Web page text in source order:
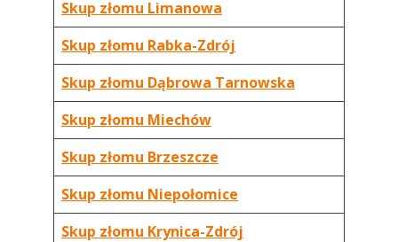
Skup złomu Limanowa
Skup złomu Rabka-Zdrój
Skup złomu Dąbrowa Tarnowska
Skup złomu Miechów
Skup złomu Brzeszcze
Skup złomu Niepołomice
Skup złomu Krynica-Zdrój